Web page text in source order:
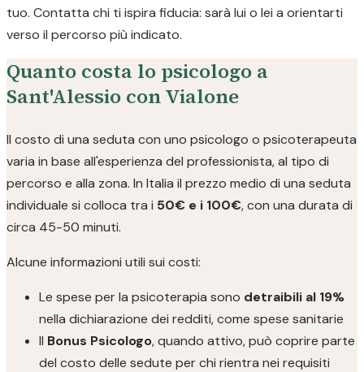
tuo. Contatta chi ti ispira fiducia: sarà lui o lei a orientarti
verso il percorso più indicato.
Quanto costa lo psicologo a
Sant'Alessio con Vialone
Il costo di una seduta con uno psicologo o psicoterapeuta
varia in base all'esperienza del professionista, al tipo di
percorso e alla zona. In Italia il prezzo medio di una seduta
individuale si colloca tra i 50€ e i 100€, con una durata di
circa 45-50 minuti.
Alcune informazioni utili sui costi:
Le spese per la psicoterapia sono detraibili al 19%
nella dichiarazione dei redditi, come spese sanitarie
Il Bonus Psicologo, quando attivo, può coprire parte
del costo delle sedute per chi rientra nei requisiti